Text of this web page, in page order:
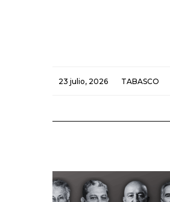
23 julio, 2026 TABASCO